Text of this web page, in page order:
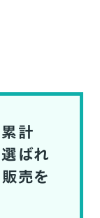
累計
ばれ
売を